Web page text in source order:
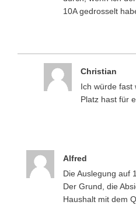
10A gedrosselt
Christian
Ich würde fast
Platz hast für
Alfred
Die Auslegung auf
Der Grund, die
Haushalt mit dem